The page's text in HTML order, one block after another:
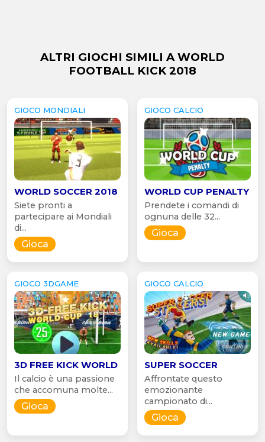
ALTRI GIOCHI SIMILI A WORLD
FOOTBALL KICK 2018
GIOCO MONDIALI
WORLD SOCCER 2018
Siete pronti a
partecipare ai Mondiali
di...
Gioca
GIOCO CALCIO
WORLD CUP PENALTY
Prendete i comandi di
ognuna delle 32...
Gioca
GIOCO 3DGAME
3D FREE KICK WORLD
Il calcio è una passione
che accomuna molte...
Gioca
GIOCO CALCIO
SUPER SOCCER
Affrontate questo
emozionante
campionato di...
Gioca